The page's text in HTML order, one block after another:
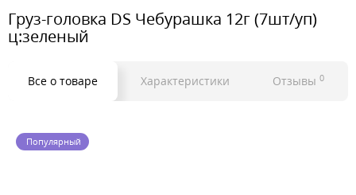
Груз-головка DS Чебурашка 12г (7шт/уп)
ц:зеленый
Все о товаре Характеристики Отзывы 0
Популярный